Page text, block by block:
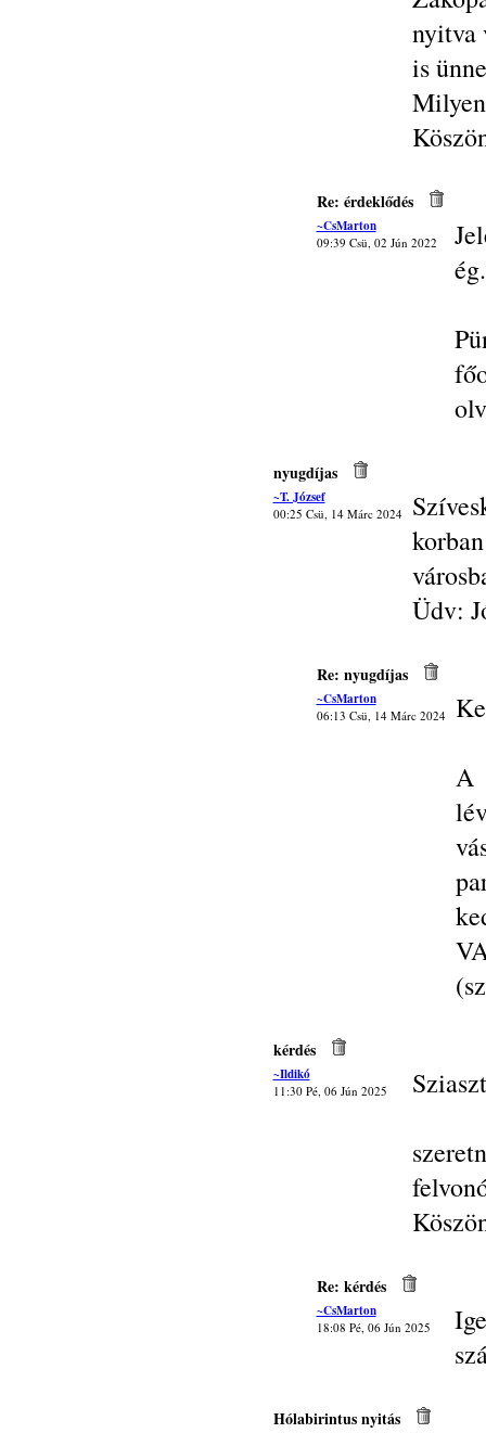
nyitva
is
Re: érdeklődés
~CsMarton
09:39 Csü, 02 Jún 2022
ég.
nyugdíjas
~T. József
00:25 Csü, 14 Márc 2024
Üdv:
Re: nyugdíjas
~CsMarton
06:13 Csü, 14 Márc 2024
A
kérdés
~Ildikó
11:30 Pé, 06 Jún 2025
Re: kérdés
~CsMarton
18:08 Pé, 06 Jún 2025
Hólabirintus nyitás